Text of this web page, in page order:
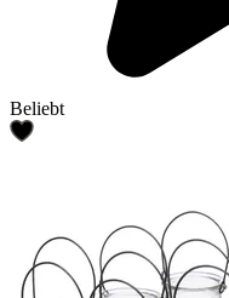
Beliebt